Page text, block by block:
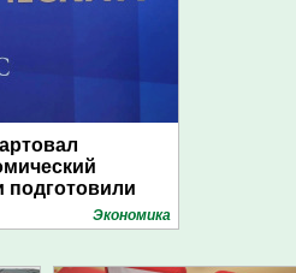
подготовили
Экономика